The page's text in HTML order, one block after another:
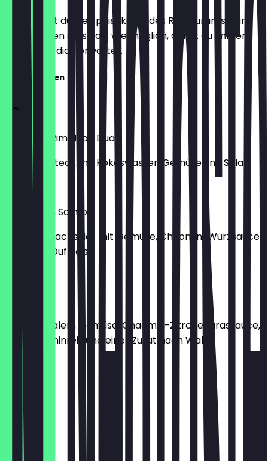
Hier findest du die Speisekarte des Restaurants. Wir
aktualisieren sie so oft wie möglich, damit du immer
weißt, was dich erwartet.
Spezialitäten
Com Thit Rim Nuoc Dua
Kotelett-Steak mit Kokoswasser, Gemüse und Salat
€ 13,90
Grilled Pan Salmon
gegrilltes Lachsfilet mit Gemüse, Chaomin-Würzsauce,
Salat und Duftreis
mit saisonalem Gemüse, Chaomin-Zitronengrassauce,
Salat, Jasminreis und einer Zutat nach Wahl
€ 12,50